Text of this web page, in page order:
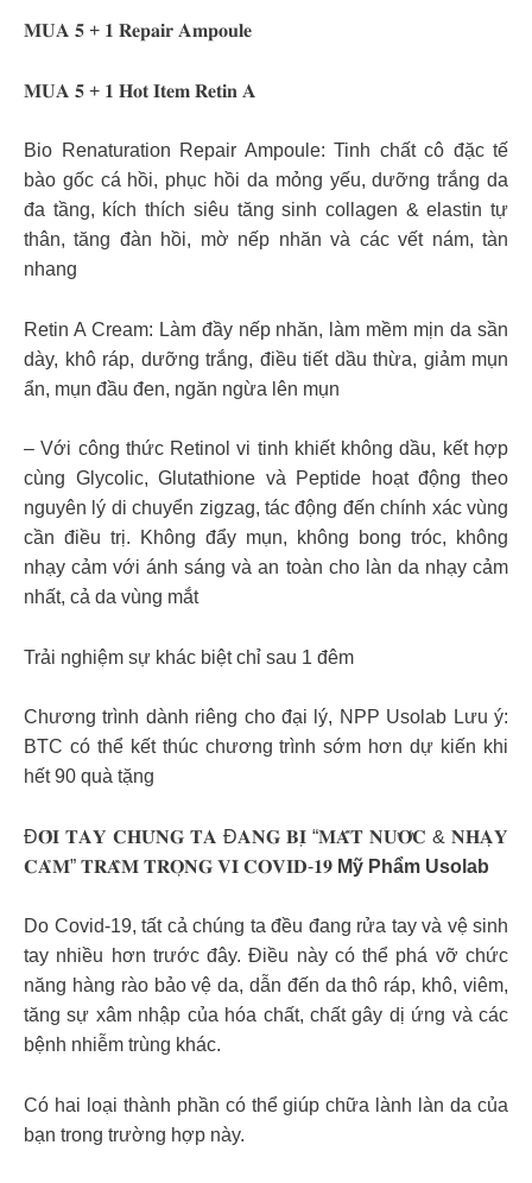
𝐌𝐔𝐀 𝟓 + 𝟏 𝐑𝐞𝐩𝐚𝐢𝐫 𝐀𝐦𝐩𝐨𝐮𝐥𝐞
𝐌𝐔𝐀 𝟓 + 𝟏 𝐇𝐨𝐭 𝐈𝐭𝐞𝐦 𝐑𝐞𝐭𝐢𝐧 𝐀
Bio Renaturation Repair Ampoule: Tinh chất cô đặc tế
bào gốc cá hồi, phục hồi da mỏng yếu, dưỡng trắng da
đa tầng, kích thích siêu tăng sinh collagen & elastin tự
thân, tăng đàn hồi, mờ nếp nhăn và các vết nám, tàn
nhang
Retin A Cream: Làm đầy nếp nhăn, làm mềm mịn da sần
dày, khô ráp, dưỡng trắng, điều tiết dầu thừa, giảm mụn
ẩn, mụn đầu đen, ngăn ngừa lên mụn
– Với công thức Retinol vi tinh khiết không dầu, kết hợp
cùng Glycolic, Glutathione và Peptide hoạt động theo
nguyên lý di chuyển zigzag, tác động đến chính xác vùng
cần điều trị. Không đẩy mụn, không bong tróc, không
nhạy cảm với ánh sáng và an toàn cho làn da nhạy cảm
nhất, cả da vùng mắt
Trải nghiệm sự khác biệt chỉ sau 1 đêm
Chương trình dành riêng cho đại lý, NPP Usolab Lưu ý:
BTC có thể kết thúc chương trình sớm hơn dự kiến khi
hết 90 quà tặng
Đ𝐎̂𝐈 𝐓𝐀𝐘 𝐂𝐇𝐔́𝐍𝐆 𝐓𝐀 Đ𝐀𝐍𝐆 𝐁𝐈̣ “𝐌𝐀̂́𝐓 𝐍𝐔̛𝐎̛́𝐂 & 𝐍𝐇𝐀̣𝐘
𝐂𝐀̉𝐌” 𝐓𝐑𝐀̂̀𝐌 𝐓𝐑𝐎̣𝐍𝐆 𝐕𝐈̀ 𝐂𝐎𝐕𝐈𝐃-𝟏𝟗 Mỹ Phẩm Usolab
Do Covid-19, tất cả chúng ta đều đang rửa tay và vệ sinh
tay nhiều hơn trước đây. Điều này có thể phá vỡ chức
năng hàng rào bảo vệ da, dẫn đến da thô ráp, khô, viêm,
tăng sự xâm nhập của hóa chất, chất gây dị ứng và các
bệnh nhiễm trùng khác.
Có hai loại thành phần có thể giúp chữa lành làn da của
bạn trong trường hợp này.